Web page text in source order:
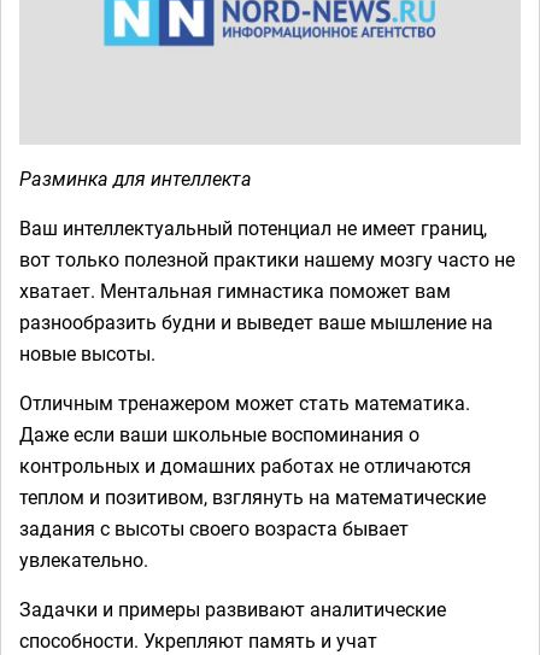
Разминка для интеллекта
Ваш интеллектуальный потенциал не имеет границ,
вот только полезной практики нашему мозгу часто не
хватает. Ментальная гимнастика поможет вам
разнообразить будни и выведет ваше мышление на
новые высоты.
Отличным тренажером может стать математика.
Даже если ваши школьные воспоминания о
контрольных и домашних работах не отличаются
теплом и позитивом, взглянуть на математические
задания с высоты своего возраста бывает
увлекательно.
Задачки и примеры развивают аналитические
способности. Укрепляют память и учат